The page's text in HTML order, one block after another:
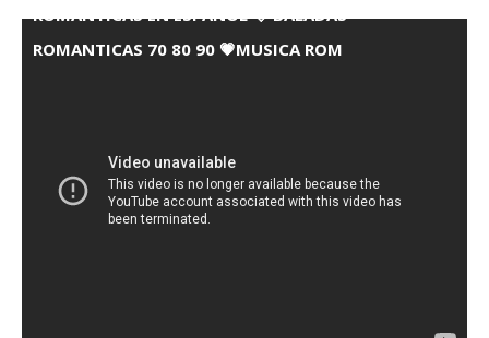
ROMANTICAS EN ESPANOL 💘 BALADAS
ROMANTICAS 70 80 90 💗MUSICA ROM